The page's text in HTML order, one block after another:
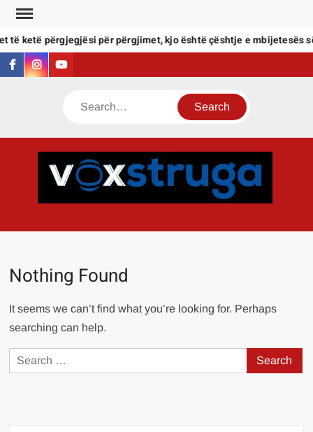
Skip
content
të ketë përgjegjësi për përgjimet, kjo është çështje e mbijetesës
facebookinstagramyoutube
Search
Nothing Found
It seems we can’t find what you’re looking for. Perhaps
searching can help.
Search
for: